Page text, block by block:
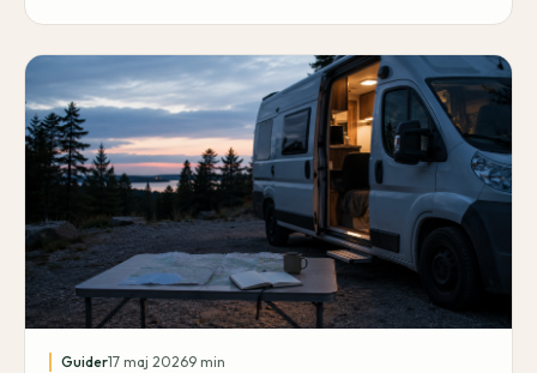
Guider17 maj 20269 min